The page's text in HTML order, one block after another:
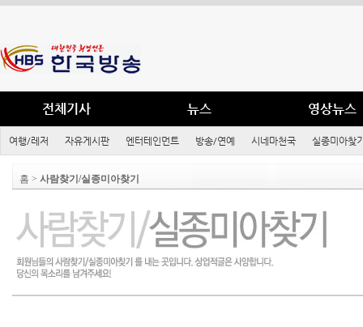
전체기사 뉴스 영상뉴스
여행/레저 자유게시판 엔터테인먼트 방송/연예 시네마천국 실종미아찾
홈 > 사람찾기/실종미아찾기